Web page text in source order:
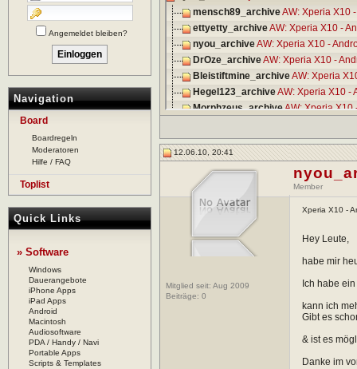
Angemeldet bleiben?
Navigation
Board
Boardregeln
Moderatoren
Hilfe / FAQ
Toplist
Quick Links
» Software
Windows
Dauerangebote
iPhone Apps
iPad Apps
Android
Macintosh
Audiosoftware
PDA / Handy / Navi
Portable Apps
Scripts & Templates
mensch89_archiveAW: Xperia X10
ettyetty_archiveAW: Xperia X10 -
nyou_archiveAW: Xperia X10 -
DrOze_archiveAW: Xperia X10 -
Bleistiftmine_archiveAW: Xperia
Hegel123_archiveAW: Xperia X10 -
Morphzeus_archiveAW: Xperia X10
DonBlueDragon_archiveAW:
12.06.10, 20:41
Mitglied seit: Aug 2009
Beiträge: 0
Member
Xperia X10 -
Hey Leute,
habe mir
Ich habe
kann ich
Gibt es
& ist es
Danke im